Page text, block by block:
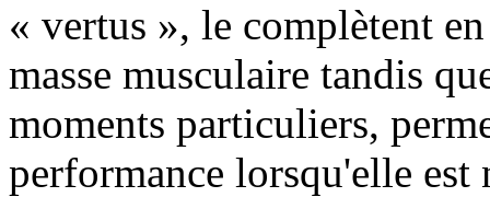
« vertus », le complètent
masse musculaire tandis
moments particuliers,
performance lorsqu'elle est